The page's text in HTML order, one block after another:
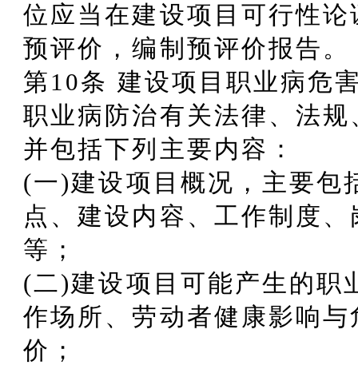
位应当在建设项目可行性
预评价，编制预评价报告。
第10条 建设项目职业病危
职业病防治有关法律、法
并包括下列主要内容：
(一)建设项目概况，主要包
点、建设内容、工作制度
等；
(二)建设项目可能产生的职
作场所、劳动者健康影响
价；